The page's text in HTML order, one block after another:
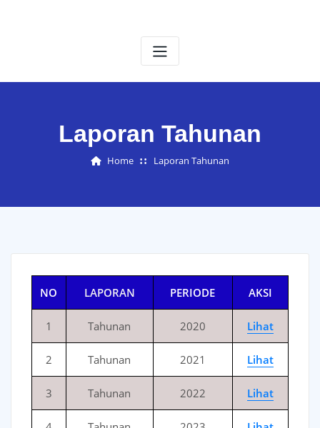
Laporan Tahunan
Home Laporan Tahunan
NO LAPORAN PERIODE AKSI
1 Tahunan 2020 Lihat
2 Tahunan 2021 Lihat
3 Tahunan 2022 Lihat